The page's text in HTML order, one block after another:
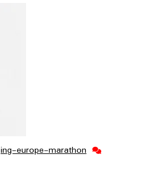
ing-europe-marathon ing-